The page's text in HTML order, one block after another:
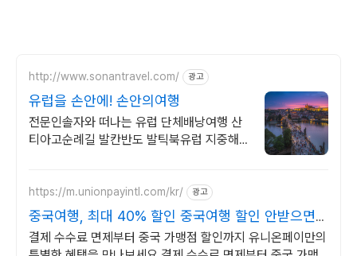
http://www.sonantravel.com/ 광고
유럽을 손안에! 손안의여행
전문인솔자와 떠나는 유럽 단체배낭여행 산
티아고순례길 발칸반도 발틱북유럽 지중해
https://m.unionpayintl.com/kr/ 광고
중국여행, 최대 40% 할인 중국여행 할인 안받으면
손해
결제 수수료 면제부터 중국 가맹점 할인까지 유니온페이만의